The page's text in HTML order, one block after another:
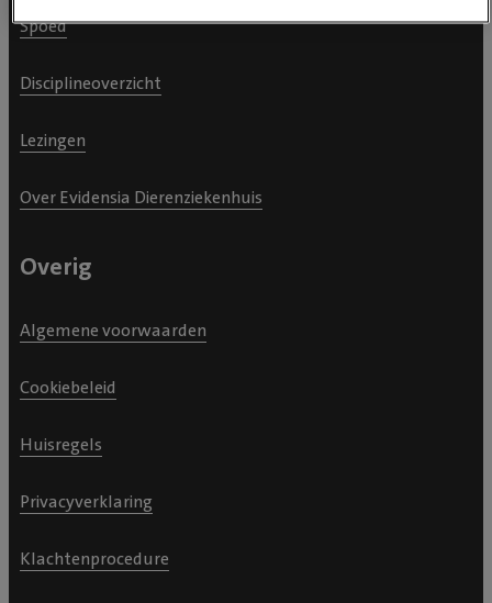
Spoed
Disciplineoverzicht
Lezingen
Over Evidensia Dierenziekenhuis
Overig
Algemene voorwaarden
Cookiebeleid
Huisregels
Privacyverklaring
Klachtenprocedure